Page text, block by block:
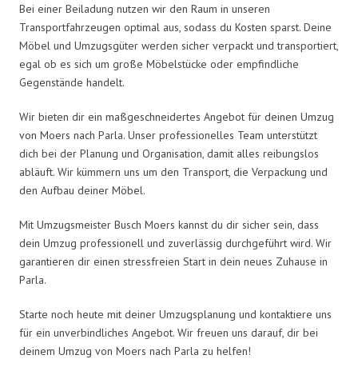
Bei einer Beiladung nutzen wir den Raum in unseren
Transportfahrzeugen optimal aus, sodass du Kosten sparst. Deine
Möbel und Umzugsgüter werden sicher verpackt und transportiert,
egal ob es sich um große Möbelstücke oder empfindliche
Gegenstände handelt.
Wir bieten dir ein maßgeschneidertes Angebot für deinen Umzug
von Moers nach Parla. Unser professionelles Team unterstützt
dich bei der Planung und Organisation, damit alles reibungslos
abläuft. Wir kümmern uns um den Transport, die Verpackung und
den Aufbau deiner Möbel.
Mit Umzugsmeister Busch Moers kannst du dir sicher sein, dass
dein Umzug professionell und zuverlässig durchgeführt wird. Wir
garantieren dir einen stressfreien Start in dein neues Zuhause in
Parla.
Starte noch heute mit deiner Umzugsplanung und kontaktiere uns
für ein unverbindliches Angebot. Wir freuen uns darauf, dir bei
deinem Umzug von Moers nach Parla zu helfen!